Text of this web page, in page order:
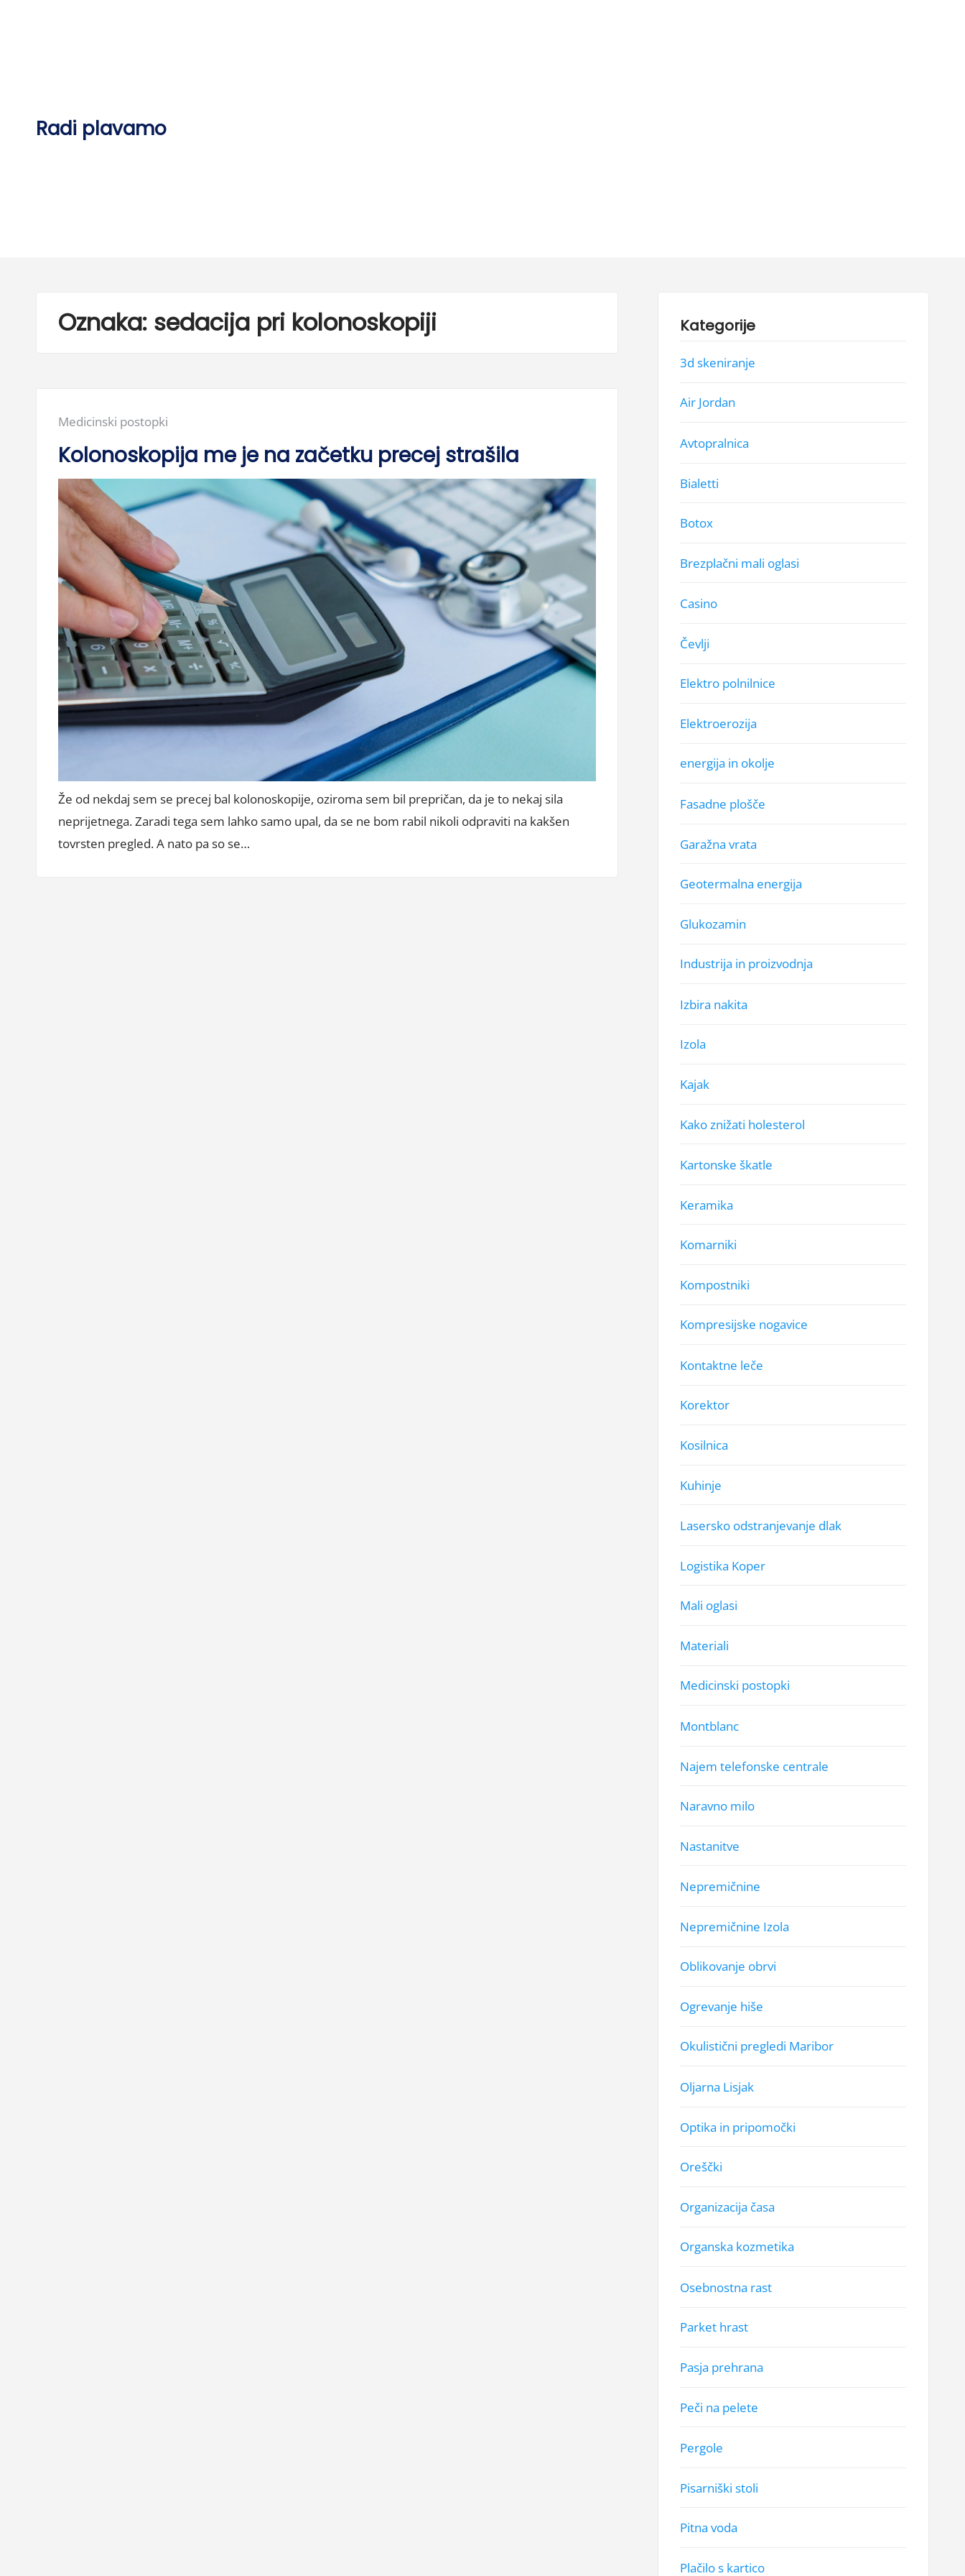
Radi plavamo
Oznaka: sedacija pri kolonoskopiji
Posted
in:
Medicinski postopki
Kolonoskopija me je na začetku precej strašila
Že od nekdaj sem se precej bal kolonoskopije, oziroma sem bil prepričan, da je to nekaj sila
neprijetnega. Zaradi tega sem lahko samo upal, da se ne bom rabil nikoli odpraviti na kakšen
tovrsten pregled. A nato pa so se…
Kategorije
3d skeniranje
Air Jordan
Avtopralnica
Bialetti
Botox
Brezplačni mali oglasi
Casino
Čevlji
Elektro polnilnice
Elektroerozija
energija in okolje
Fasadne plošče
Garažna vrata
Geotermalna energija
Glukozamin
Industrija in proizvodnja
Izbira nakita
Izola
Kajak
Kako znižati holesterol
Kartonske škatle
Keramika
Komarniki
Kompostniki
Kompresijske nogavice
Kontaktne leče
Korektor
Kosilnica
Kuhinje
Lasersko odstranjevanje dlak
Logistika Koper
Mali oglasi
Materiali
Medicinski postopki
Montblanc
Najem telefonske centrale
Naravno milo
Nastanitve
Nepremičnine
Nepremičnine Izola
Oblikovanje obrvi
Ogrevanje hiše
Okulistični pregledi Maribor
Oljarna Lisjak
Optika in pripomočki
Oreščki
Organizacija časa
Organska kozmetika
Osebnostna rast
Parket hrast
Pasja prehrana
Peči na pelete
Pergole
Pisarniški stoli
Pitna voda
Plačilo s kartico